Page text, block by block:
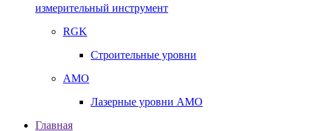
измерительный инструмент
RGK
Строительные уровни
AMO
Лазерные уровни AMO
Главная